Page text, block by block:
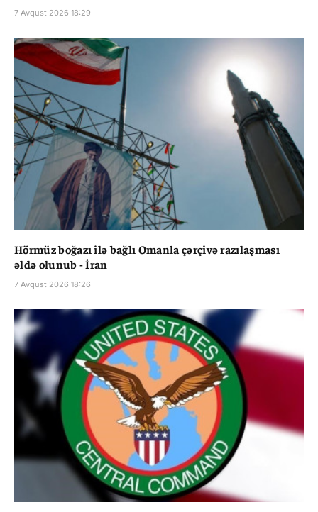
7 Avqust 2026 18:29
Hörmüz boğazı ilə bağlı Omanla çərçivə razılaşması
əldə olunub - İran
7 Avqust 2026 18:26